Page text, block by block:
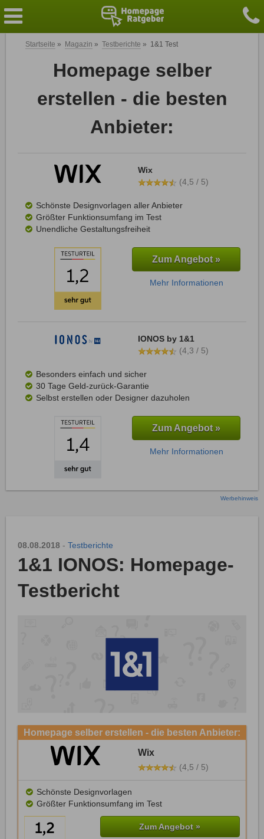
Startseite » Magazin » Testberichte » 1&1 Test
Homepage selber
erstellen - die besten
Anbieter:
Wix
(4,5 / 5)
Schönste Designvorlagen aller Anbieter
Größter Funktionsumfang im Test
Unendliche Gestaltungsfreiheit
Zum Angebot »
Mehr Informationen
IONOS by 1&1
(4,3 / 5)
Besonders einfach und sicher
30 Tage Geld-zurück-Garantie
Selbst erstellen oder Designer dazuholen
Zum Angebot »
Mehr Informationen
Werbehinweis
08.08.2018 - Testberichte
1&1 IONOS: Homepage-
Testbericht
Homepage selber erstellen - die besten Anbieter:
Wix
(4,5 / 5)
Schönste Designvorlagen
Größter Funktionsumfang im Test
Zum Angebot »